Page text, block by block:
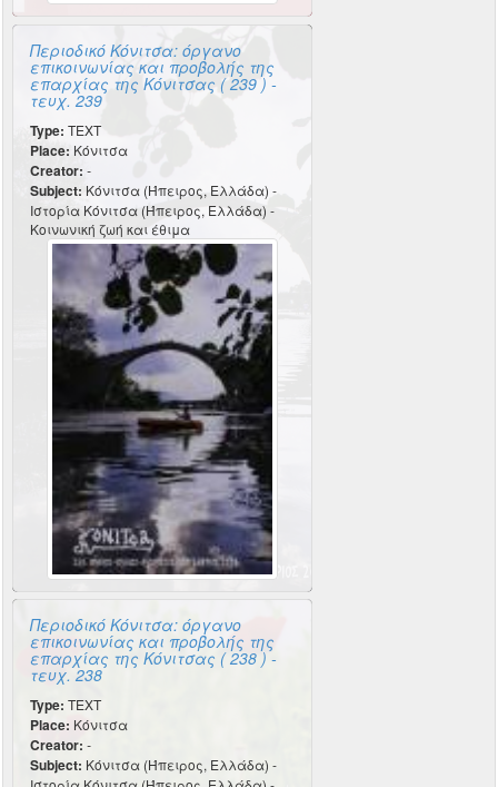
Περιοδικό Κόνιτσα: όργανο
επικοινωνίας και προβολής της
επαρχίας της Κόνιτσας ( 239 ) -
τευχ. 239
Type: TEXT
Place: Κόνιτσα
Creator: -
Subject: Κόνιτσα (Ήπειρος, Ελλάδα) -
Ιστορία Κόνιτσα (Ήπειρος, Ελλάδα) -
Κοινωνική ζωή και έθιμα
Περιοδικό Κόνιτσα: όργανο
επικοινωνίας και προβολής της
επαρχίας της Κόνιτσας ( 238 ) -
τευχ. 238
Type: TEXT
Place: Κόνιτσα
Creator: -
Subject: Κόνιτσα (Ήπειρος, Ελλάδα) -